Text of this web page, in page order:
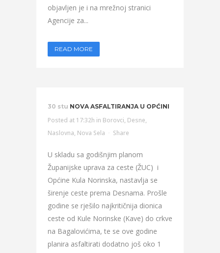
objavljen je i na mrežnoj stranici
Agencije za...
READ MORE
30 stu NOVA ASFALTIRANJA U OPĆINI
Posted at 17:32h in Borovci, Desne,
Naslovna, Nova Sela Share
U skladu sa godišnjim planom
Županijske uprava za ceste (ŽUC) i
Općine Kula Norinska, nastavlja se
širenje ceste prema Desnama. Prošle
godine se rješilo najkritičnija dionica
ceste od Kule Norinske (Kave) do crkve
na Bagalovićima, te se ove godine
planira asfaltirati dodatno još oko 1